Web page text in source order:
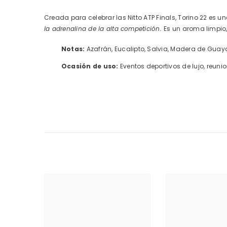
Creada para celebrar las Nitto ATP Finals, Torino 22 es
la adrenalina de la alta competición.Es un aroma
Notas: Azafrán, Eucalipto, Salvia, Madera de
Ocasión de uso: Eventos deportivos de lujo,